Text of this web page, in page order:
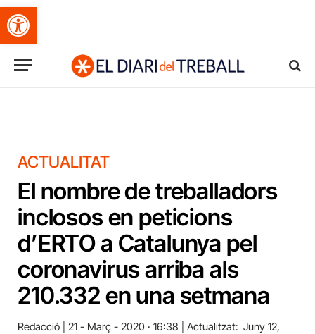
Obre la barra d'eines
ACTUALITAT
El nombre de treballadors
inclosos en peticions
d’ERTO a Catalunya pel
coronavirus arriba als
210.332 en una setmana
Redacció 21 - Març - 2020 · 16:38 Actualitzat: Juny 12,